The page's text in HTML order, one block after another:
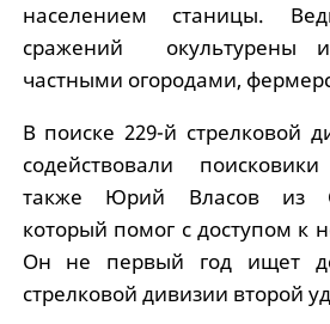
населением станицы.
сражений окультурены
частными огородами,
В поиске 229-й стрелковой
содействовали
также Юрий Власов из
который помог с доступом к
Он не первый год ищет
стрелковой дивизии второй